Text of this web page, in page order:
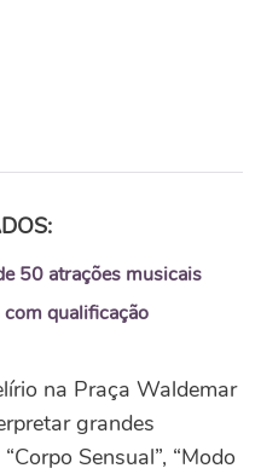
50 atrações musicais
qualificação
na Praça Waldemar
grandes
Sensual”, “Modo